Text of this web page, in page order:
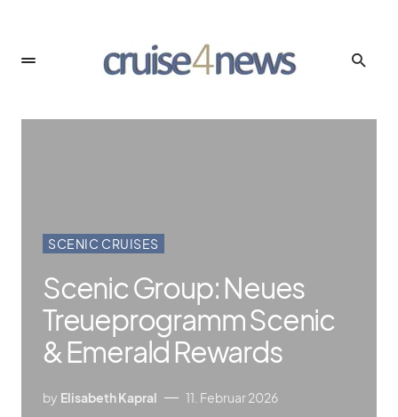
SCENIC CRUISES
Scenic Group: Neues
Treueprogramm Scenic
& Emerald Rewards
by Elisabeth Kapral 11. Februar 2026